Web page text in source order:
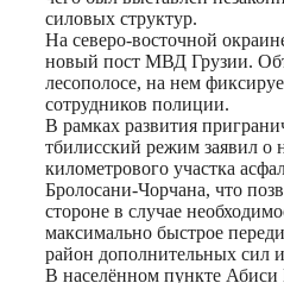
силовых структур.
На северо-восточной
новый пост МВД Грузии.
лесополосе, на нем
сотрудников полиции.
В рамках развития
тбилисский режим заявил о
километрового участка
Бролосани-Чорчана, что
стороне в случае
максимально быстрое
район дополнительных сил и
В населённом пункте Абиси